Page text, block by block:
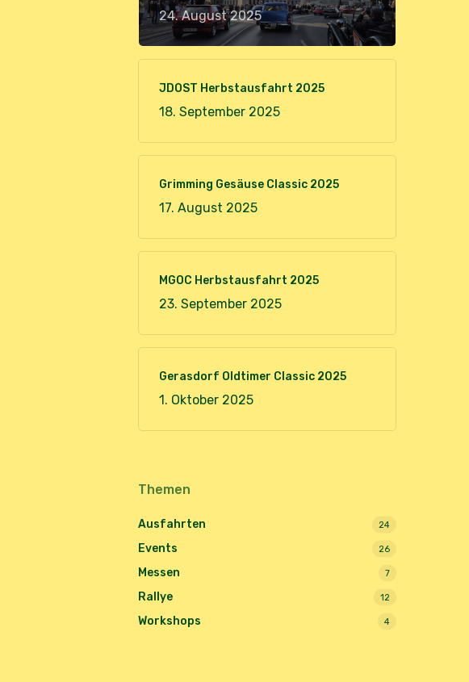
24. August 2025
JDOST Herbstausfahrt 2025
18. September 2025
Grimming Gesäuse Classic 2025
17. August 2025
MGOC Herbstausfahrt 2025
23. September 2025
Gerasdorf Oldtimer Classic 2025
1. Oktober 2025
Themen
Ausfahrten 24
Events 26
Messen 7
Rallye 12
Workshops 4